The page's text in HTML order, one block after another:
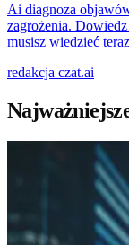
Ai diagnoza
zagrożenia.
musisz wiedzieć
redakcja czat.ai